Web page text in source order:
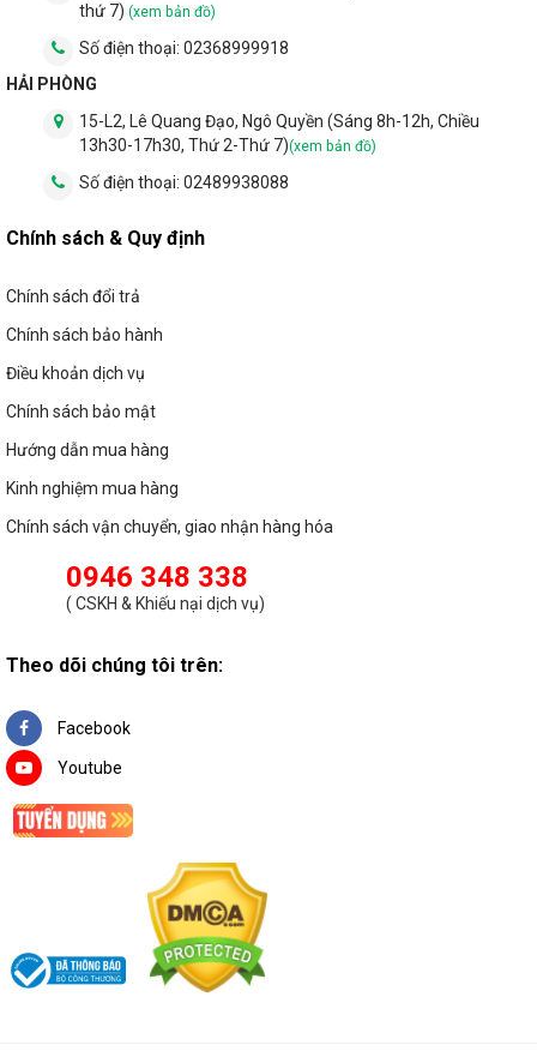
thứ 7) (xem bản đồ)
Số điện thoại: 02368999918
HẢI PHÒNG
15-L2, Lê Quang Đạo, Ngô Quyền (Sáng 8h-12h, Chiều
13h30-17h30, Thứ 2-Thứ 7)(xem bản đồ)
Số điện thoại: 02489938088
Chính sách & Quy định
Chính sách đổi trả
Chính sách bảo hành
Điều khoản dịch vụ
Chính sách bảo mật
Hướng dẫn mua hàng
Kinh nghiệm mua hàng
Chính sách vận chuyển, giao nhận hàng hóa
0946 348 338
( CSKH & Khiếu nại dịch vụ)
Theo dõi chúng tôi trên:
Facebook
Youtube